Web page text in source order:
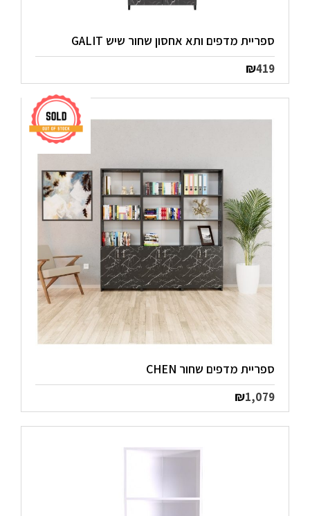
ספריית מדפים ותא אחסון שחור שיש GALIT
₪419
ספריית מדפים שחור CHEN
₪1,079